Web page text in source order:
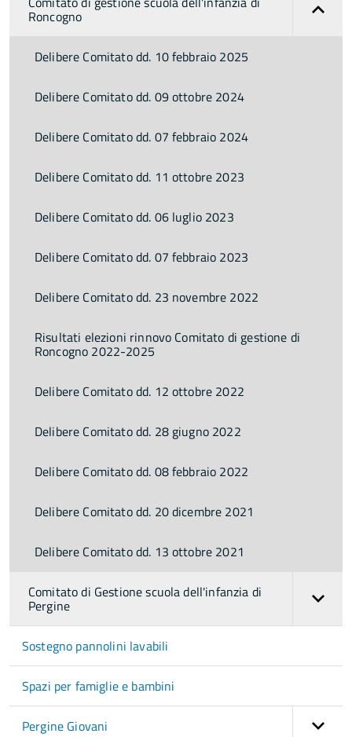
Roncogno
Delibere Comitato dd. 10 febbraio 2025
Delibere Comitato dd. 09 ottobre 2024
Delibere Comitato dd. 07 febbraio 2024
Delibere Comitato dd. 11 ottobre 2023
Delibere Comitato dd. 06 luglio 2023
Delibere Comitato dd. 07 febbraio 2023
Delibere Comitato dd. 23 novembre 2022
Risultati elezioni rinnovo Comitato di gestione di
Roncogno 2022-2025
Delibere Comitato dd. 12 ottobre 2022
Delibere Comitato dd. 28 giugno 2022
Delibere Comitato dd. 08 febbraio 2022
Delibere Comitato dd. 20 dicembre 2021
Delibere Comitato dd. 13 ottobre 2021
Comitato di Gestione scuola dell'infanzia di
Pergine
Sostegno pannolini lavabili
Spazi per famiglie e bambini
Pergine Giovani